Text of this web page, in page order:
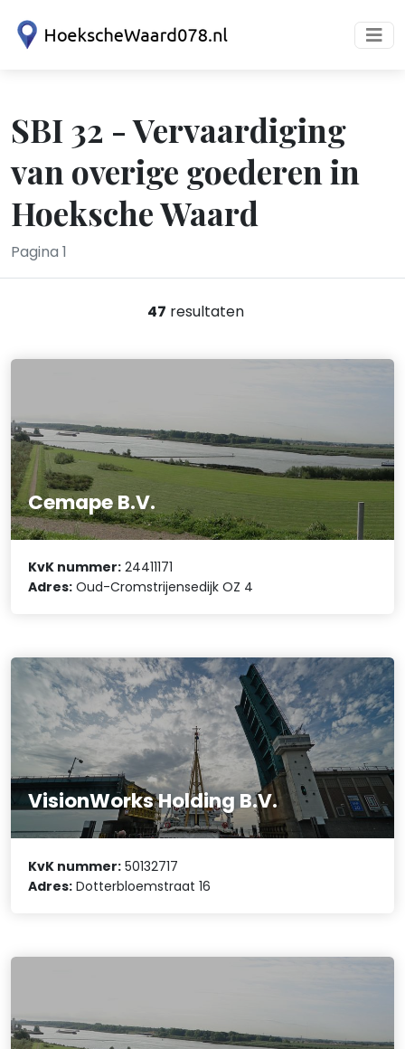
SBI 32 - Vervaardiging
van overige goederen in
Hoeksche Waard
Pagina 1
47 resultaten
Cemape B.V.
KvK nummer: 24411171
Adres: Oud-Cromstrijensedijk OZ 4
VisionWorks Holding B.V.
KvK nummer: 50132717
Adres: Dotterbloemstraat 16